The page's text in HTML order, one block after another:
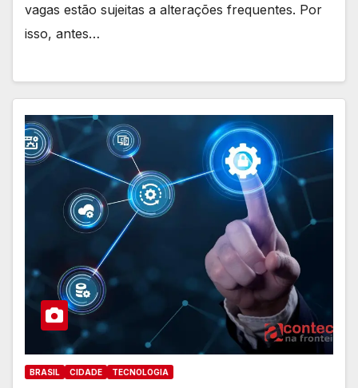
vagas estão sujeitas a alterações frequentes. Por
isso, antes…
BRASIL CIDADE TECNOLOGIA